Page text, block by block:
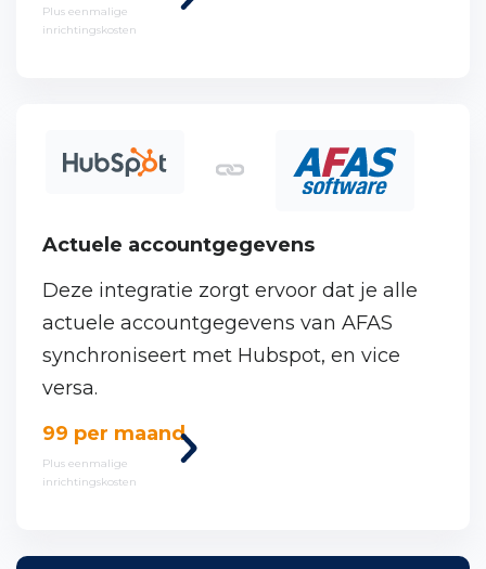
Portal uitgelicht
deze
Plus eenmalige
inrichtingskosten
Actuele accountgegevens
Deze integratie zorgt ervoor dat je alle
actuele accountgegevens van AFAS
synchroniseert met Hubspot, en vice
versa.
Bekijk
deze
99 per maand
Plus eenmalige
inrichtingskosten